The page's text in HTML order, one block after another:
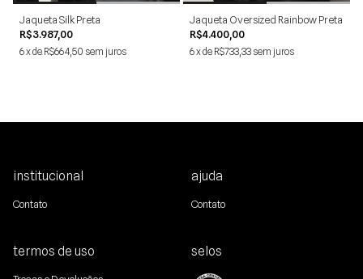
Jaqueta Silk Preta
R$3.987,00
6xde R$664,50 sem juros
Jaqueta Oversized Rainbow Preta
R$4.400,00
6xde R$733,33 sem juros
institucional
Contato
ajuda
Contato
termos de uso selos